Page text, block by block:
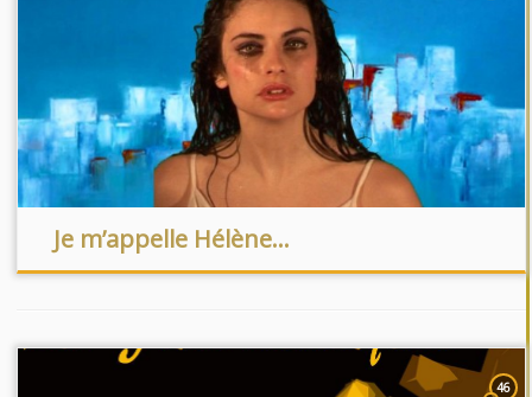
Je m’appelle Hélène…
46